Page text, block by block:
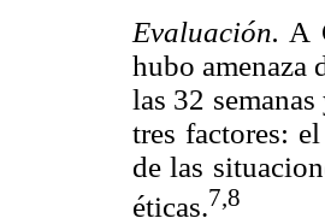
Evaluación. A
hubo amenaza
las 32
tres factores:
de las
éticas.7,8